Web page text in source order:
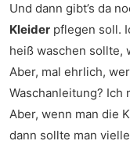
Und dann gibt’s da
Kleider pflegen soll.
heiß waschen sollte,
Aber, mal ehrlich,
Waschanleitung? Ich
Aber, wenn man die
dann sollte man